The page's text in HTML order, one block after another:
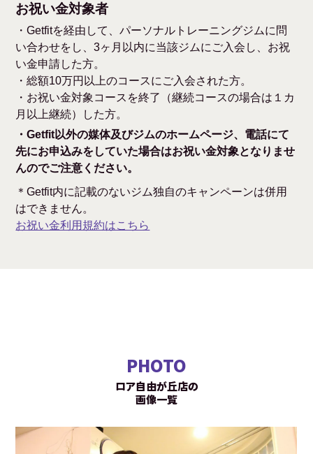
お祝い金対象者
・Getfitを経由して、パーソナルトレーニングジムに問
い合わせをし、3ヶ月以内に当該ジムにご入会し、お祝
い金申請した方。
・総額10万円以上のコースにご入会された方。
・お祝い金対象コースを終了（継続コースの場合は１カ
月以上継続）した方。
・Getfit以外の媒体及びジムのホームページ、電話にて
先にお申込みをしていた場合はお祝い金対象となりませ
んのでご注意ください。
＊Getfit内に記載のないジム独自のキャンペーンは併用
はできません。
お祝い金利用規約はこちら
PHOTO
ロア自由が丘店の
画像一覧